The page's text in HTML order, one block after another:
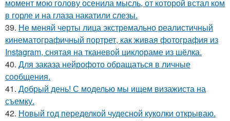
момент мою голову осенила мысль, от которой встал ком
в горле и на глаза накатили слезы.
39. Не меняй черты лица экстремально реалистичный
кинематографичный портрет, как живая фотография из
Instagram, снятая на тканевой циклораме из шёлка.
40. Для заказа нейрофото обращаться в личные
сообщения.
41. Добрый день! С моделью мы ищем визажиста на
съемку.
42. Новый год переделкой чудесной куколки открываю.